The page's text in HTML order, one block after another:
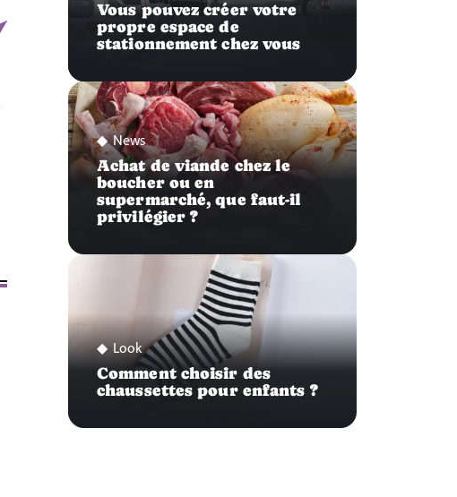
Vous pouvez créer votre
propre espace de
stationnement chez vous
News
Achat de viande chez le
boucher ou en
supermarché, que faut-il
privilégier ?
Look
Comment choisir des
chaussettes pour enfants ?